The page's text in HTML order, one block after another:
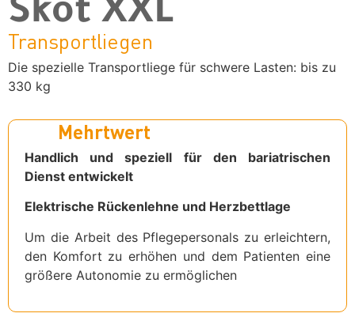
Skot XXL
Transportliegen
Die spezielle Transportliege für schwere Lasten: bis zu
330 kg
Mehrtwert
Handlich und speziell für den bariatrischen
Dienst entwickelt
Elektrische Rückenlehne und Herzbettlage
Um die Arbeit des Pflegepersonals zu erleichtern,
den Komfort zu erhöhen und dem Patienten eine
größere Autonomie zu ermöglichen